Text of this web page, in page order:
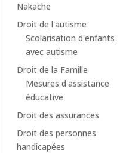
Nakache
Droit de l'autisme
Scolarisation d'enfants
avec autisme
Droit de la Famille
Mesures d'assistance
éducative
Droit des assurances
Droit des personnes
handicapées